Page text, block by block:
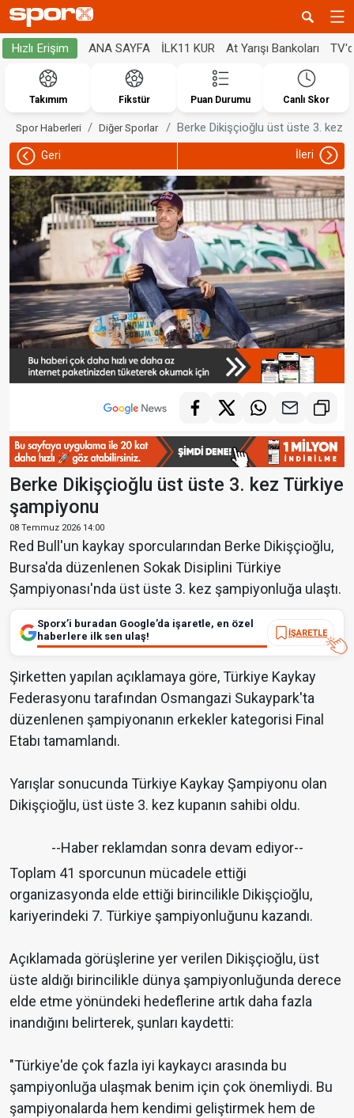
Hızlı Erişim ANA SAYFA İLK11 KUR At Yarışı Bankoları
Takımım Fikstür Puan Durumu Canlı Skor
Spor Haberleri Diğer Sporlar Berke Dikişçioğlu üst üste 3. kez
Geri İleri
Berke Dikişçioğlu üst üste 3. kez Türkiye
şampiyonu
08 Temmuz 2026 14:00
Red Bull'un kaykay sporcularından Berke Dikişçioğlu,
Bursa'da düzenlenen Sokak Disiplini Türkiye
Şampiyonası'nda üst üste 3. kez şampiyonluğa ulaştı.
Sporx’i buradan Google’da işaretle, en özel
haberlere ilk sen ulaş!
İŞARETLE
Şirketten yapılan açıklamaya göre, Türkiye Kaykay
Federasyonu tarafından Osmangazi Sukaypark'ta
düzenlenen şampiyonanın erkekler kategorisi Final
Etabı tamamlandı.
Yarışlar sonucunda Türkiye Kaykay Şampiyonu olan
Dikişçioğlu, üst üste 3. kez kupanın sahibi oldu.
--Haber reklamdan sonra devam ediyor--
Toplam 41 sporcunun mücadele ettiği
organizasyonda elde ettiği birincilikle Dikişçioğlu,
kariyerindeki 7. Türkiye şampiyonluğunu kazandı.
Açıklamada görüşlerine yer verilen Dikişçioğlu, üst
üste aldığı birincilikle dünya şampiyonluğunda derece
elde etme yönündeki hedeflerine artık daha fazla
inandığını belirterek, şunları kaydetti:
"Türkiye'de çok fazla iyi kaykaycı arasında bu
şampiyonluğa ulaşmak benim için çok önemliydi. Bu
şampiyonalarda hem kendimi geliştirmek hem de